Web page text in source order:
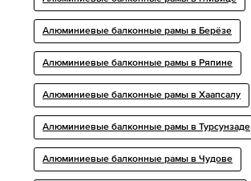
Алюминиевые балконные рамы в Берёзе
Алюминиевые балконные рамы в Ряпине
Алюминиевые балконные рамы в Хаапсалу
Алюминиевые балконные рамы в Турсунзаде
Алюминиевые балконные рамы в Чудове